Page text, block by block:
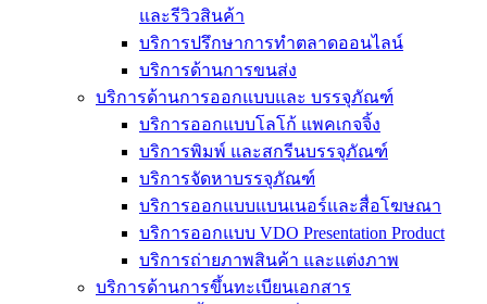
และรีวิวสินค้า
บริการปรึกษาการทำตลาดออนไลน์
บริการด้านการขนส่ง
บริการด้านการออกแบบและ บรรจุภัณฑ์
บริการออกแบบโลโก้ แพคเกจจิ้ง
บริการพิมพ์ และสกรีนบรรจุภัณฑ์
บริการจัดหาบรรจุภัณฑ์
บริการออกแบบแบนเนอร์และสื่อโฆษณา
บริการออกแบบ VDO Presentation Product
บริการถ่ายภาพสินค้า และแต่งภาพ
บริการด้านการขึ้นทะเบียนเอกสาร